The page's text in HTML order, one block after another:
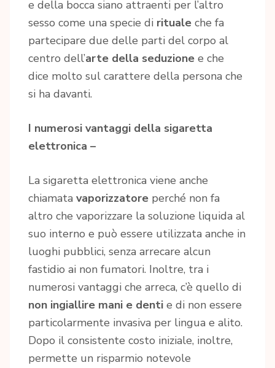
e della bocca siano attraenti per l’altro
sesso come una specie di rituale che fa
partecipare due delle parti del corpo al
centro dell’arte della seduzione e che
dice molto sul carattere della persona che
si ha davanti.
I numerosi vantaggi della sigaretta
elettronica –
La sigaretta elettronica viene anche
chiamata vaporizzatore perché non fa
altro che vaporizzare la soluzione liquida al
suo interno e può essere utilizzata anche in
luoghi pubblici, senza arrecare alcun
fastidio ai non fumatori. Inoltre, tra i
numerosi vantaggi che arreca, c’è quello di
non ingiallire mani e denti e di non essere
particolarmente invasiva per lingua e alito.
Dopo il consistente costo iniziale, inoltre,
permette un risparmio notevole